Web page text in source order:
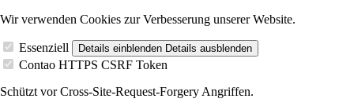
Wir verwenden Cookies zur Verbesserung unserer Website.
Essenziell Details einblenden Details ausblenden
Contao HTTPS CSRF Token
Schützt vor Cross-Site-Request-Forgery Angriffen.